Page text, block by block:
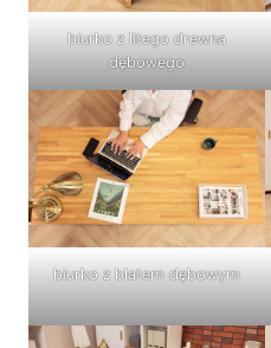
biurko z litego drewna
dębowego
biurko z blatem dębowym